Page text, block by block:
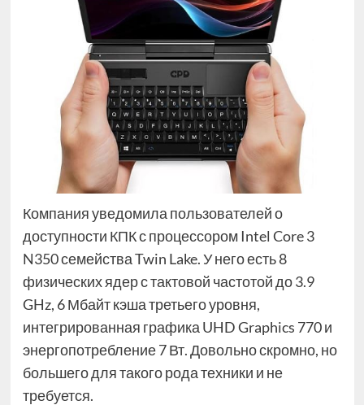
Компания уведомила пользователей о
доступности КПК с процессором Intel Core 3
N350 семейства Twin Lake. У него есть 8
физических ядер с тактовой частотой до 3.9
GHz, 6 Мбайт кэша третьего уровня,
интегрированная графика UHD Graphics 770 и
энергопотребление 7 Вт. Довольно скромно, но
большего для такого рода техники и не
требуется.